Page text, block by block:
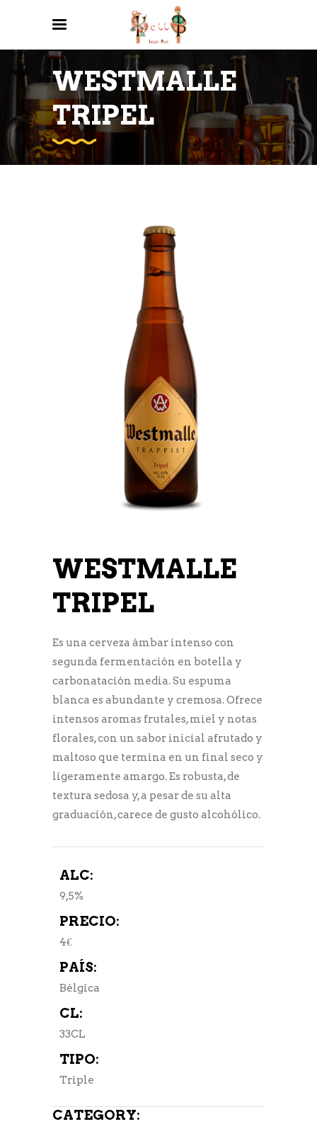
WESTMALLE
TRIPEL
WESTMALLE
TRIPEL
Es una cerveza ámbar intenso con
segunda fermentación en botella y
carbonatación media. Su espuma
blanca es abundante y cremosa. Ofrece
intensos aromas frutales, miel y notas
florales, con un sabor inicial afrutado y
maltoso que termina en un final seco y
ligeramente amargo. Es robusta, de
textura sedosa y, a pesar de su alta
graduación, carece de gusto alcohólico.
ALC:
9,5%
PRECIO:
4€
PAÍS:
Bélgica
CL:
33CL
TIPO:
Triple
CATEGORY: